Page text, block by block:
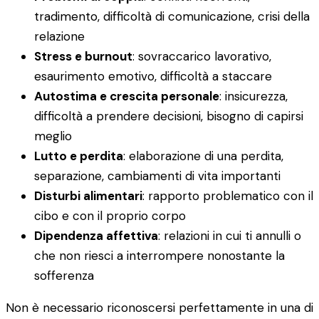
tradimento, difficoltà di comunicazione, crisi della
relazione
Stress e burnout: sovraccarico lavorativo,
esaurimento emotivo, difficoltà a staccare
Autostima e crescita personale: insicurezza,
difficoltà a prendere decisioni, bisogno di capirsi
meglio
Lutto e perdita: elaborazione di una perdita,
separazione, cambiamenti di vita importanti
Disturbi alimentari: rapporto problematico con il
cibo e con il proprio corpo
Dipendenza affettiva: relazioni in cui ti annulli o
che non riesci a interrompere nonostante la
sofferenza
Non è necessario riconoscersi perfettamente in una di